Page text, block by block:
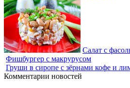
Салат с
Фишбургер с макрурусом
Груши в сиропе с зёрнами кофе и
Комментарии новостей